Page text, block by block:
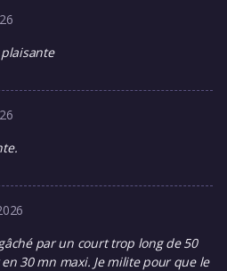
par un court trop long de 50
30 mn maxi. Je milite pour que le